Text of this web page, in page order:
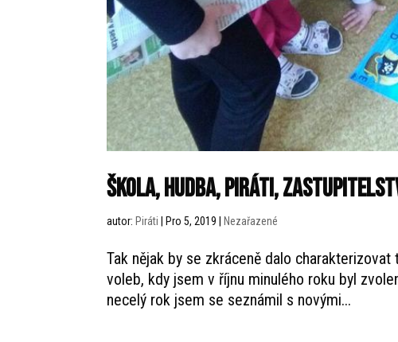
Škola, hudba, Piráti,
autor: Piráti Pro 5, 2019 Nezařazené
Tak nějak by se zkráceně dalo
voleb, kdy jsem v říjnu minulého roku byl
necelý rok jsem se seznámil s novými...